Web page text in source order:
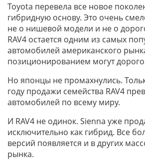
Toyota перевела все новое
гибридную основу. Это очень
не о нишевой модели и не о
RAV4 остается одним из самых
автомобилей американского
позиционированием могут дорого
Но японцы не промахнулись.
году продажи семейства RAV4
автомобилей по всему миру.
И RAV4 не одинок. Sienna уже
исключительно как гибрид. Все
версий появляется и в других
рынка.